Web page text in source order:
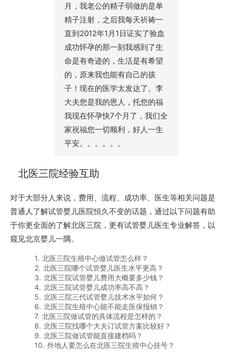
月，我老公的精子弱做的是单
精子注射，之后我每天祈祷一
直到2012年1月1日证实了验血
成功怀孕的那一刻我感到了生
命是有奇迹的，生活是有希望
的，原来我也能有自己的孩
子！现在的医学太发达了。李
大夫您是我的恩人，托您的福
我现在怀孕快7个月了，我们全
家祝福您一切顺利，好人一生
平安。。。。。。
北医三院经验互助
对于大部分人来说，费用、流程、成功率、医生等相关问题是
普通人了解试管婴儿医院恒久不变的话题，通过以下问题有助
于你更全面的了解北医三院，更有试管婴儿医生专业解答，以
窥见北京婴儿一隅。
1. 北医三院生殖中心做试管怎么样？
2. 北医三院哪个试管婴儿医生水平更高？
3. 北医三院试管婴儿费用大概要多少钱？
4. 北医三院试管婴儿成功率高不高？
5. 北医三院三代试管婴儿技术水平如何？
6. 北医三院生殖中心能不能走医保报销？
7. 北医三院做试管的具体流程是怎样的？
8. 北医三院找哪个大夫订试管方案比较好？
9. 北医三院做试管能直接建档吗？
10. 外地人要怎么在北医三院生殖中心挂号？